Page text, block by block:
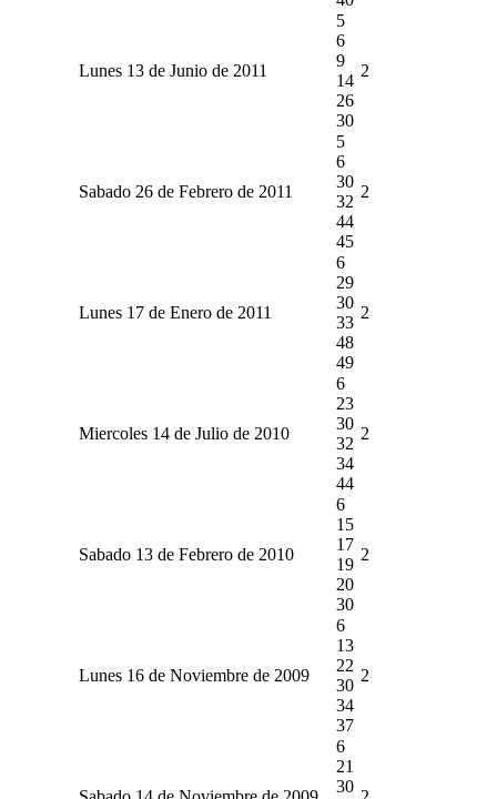
Lunes 13 de Junio de 2011
5
6
9
14
26
30
2
Sabado 26 de Febrero de 2011
5
6
30
32
44
45
2
Lunes 17 de Enero de 2011
6
29
30
33
48
49
2
Miercoles 14 de Julio de 2010
6
23
30
32
34
44
2
Sabado 13 de Febrero de 2010
6
15
17
19
20
30
2
Lunes 16 de Noviembre de 2009
6
13
22
30
34
37
2
6
21
30